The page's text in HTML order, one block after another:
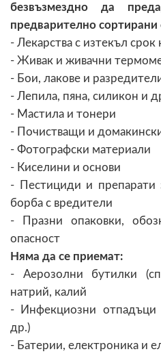
безвъзмездно да
предварително
- Лекарства с изтекъл срок
- Живак и живачни
- Бои, лакове и
- Лепила, пяна, силикон и
- Мастила и тонери
- Почистващи и
- Фотографски материали
- Киселини и основи
- Пестициди и препарати
борба с вредители
- Празни опаковки,
опасност
Няма да се приемат:
- Аерозолни бутилки
натрий, калий
- Инфекциозни отпадъци
др.)
- Батерии, електроника и